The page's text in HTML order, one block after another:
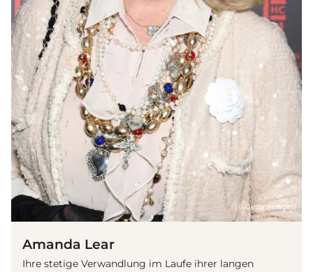
(© Getty Images)
Amanda Lear
Ihre stetige Verwandlung im Laufe ihrer langen